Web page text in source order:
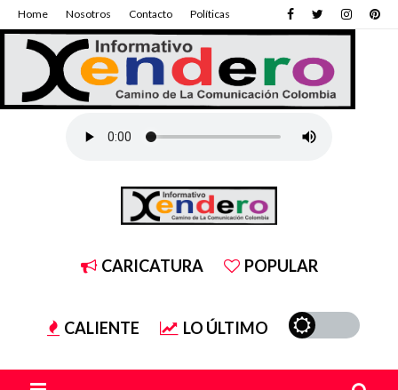
Home Nosotros Contacto Políticas
CARICATURA POPULAR
CALIENTE LO ÚLTIMO